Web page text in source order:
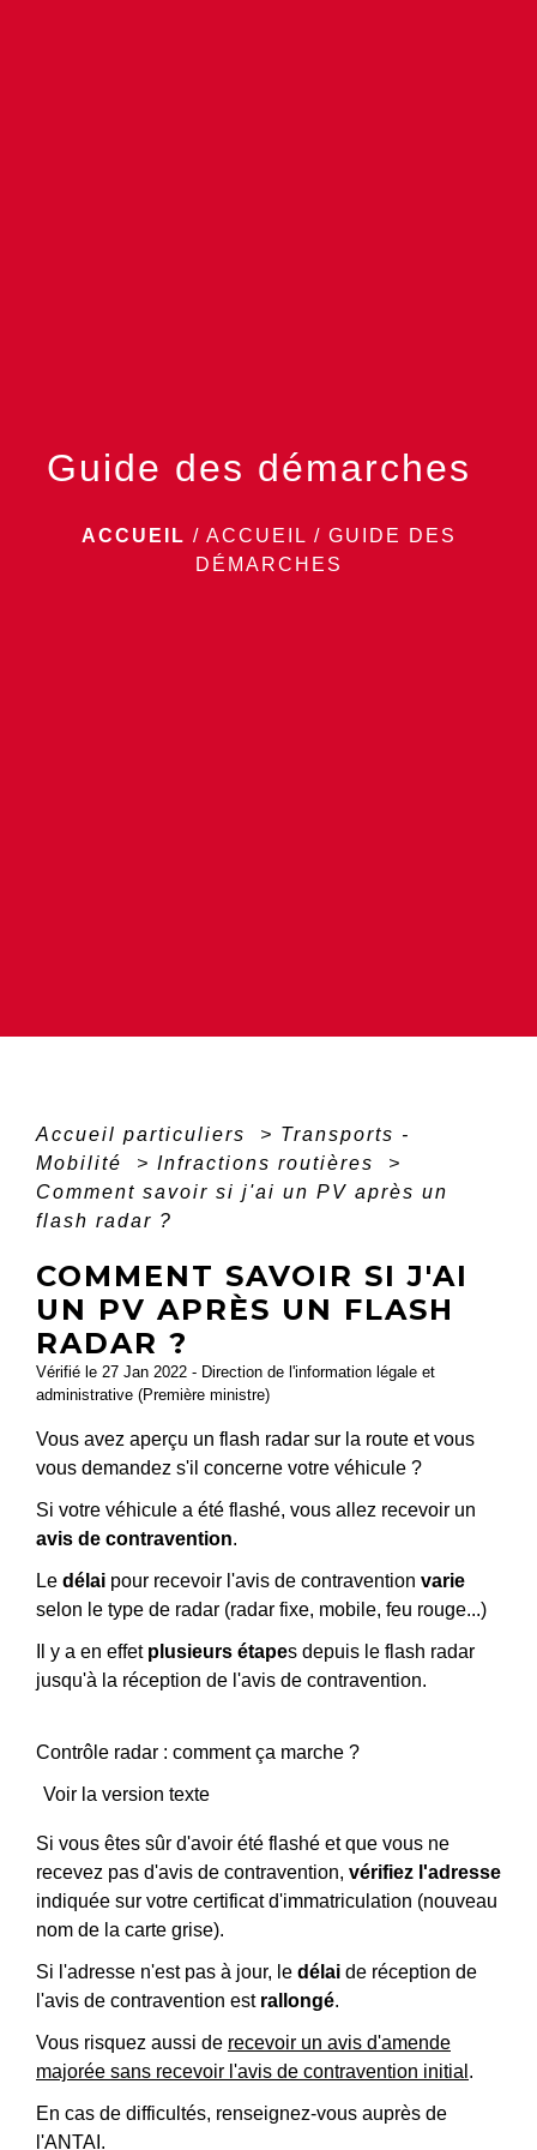
Guide des démarches
ACCUEIL / ACCUEIL / GUIDE DES
DÉMARCHES
Accueil particuliers > Transports -
Mobilité
> Infractions routières
>
Comment savoir si j'ai un PV après un
flash radar ?
COMMENT SAVOIR SI J'AI
UN PV APRÈS UN FLASH
RADAR ?
Vérifié le 27 Jan 2022 - Direction de l'information légale et
administrative (Première ministre)
Vous avez aperçu un flash radar sur la route et vous
vous demandez s'il concerne votre véhicule ?
Si votre véhicule a été flashé, vous allez recevoir un
avis de contravention.
Le délai pour recevoir l'avis de contravention varie
selon le type de radar (radar fixe, mobile, feu rouge...)
Il y a en effet plusieurs étapes depuis le flash radar
jusqu'à la réception de l'avis de contravention.
Contrôle radar : comment ça marche ?
Voir la version texte
Si vous êtes sûr d'avoir été flashé et que vous ne
recevez pas d'avis de contravention, vérifiez l'adresse
indiquée sur votre certificat d'immatriculation (nouveau
nom de la carte grise).
Si l'adresse n'est pas à jour, le délai de réception de
l'avis de contravention est rallongé.
Vous risquez aussi de recevoir un avis d'amende
majorée sans recevoir l'avis de contravention initial .
En cas de difficultés, renseignez-vous auprès de
l'ANTAI .